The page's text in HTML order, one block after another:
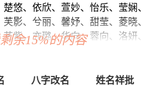
悠、依欣、萱妙、怡乐、莹娴、
影、兮丽、馨妤、甜莹、菱晓、
紫、亦璐、华向、蓉向、洛妍、
姝、嫣芷、洛妤、慧希、婉爱、
余15%的内容
八字改名 姓名祥批